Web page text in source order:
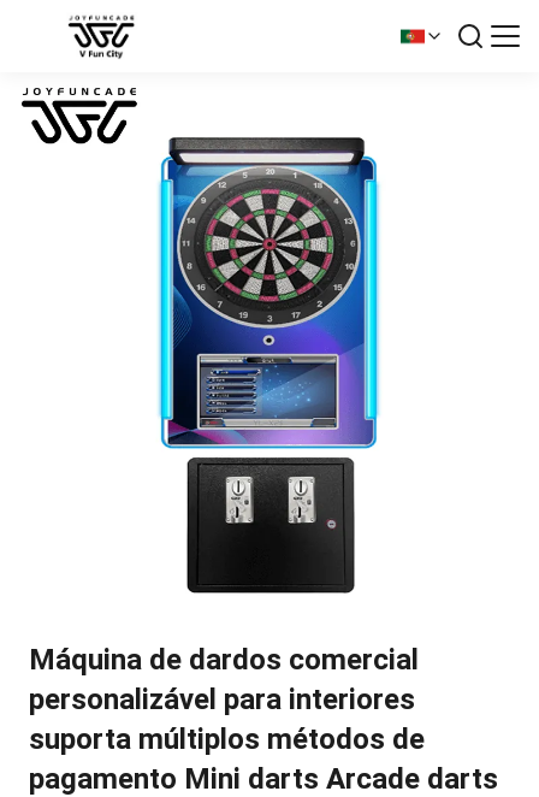
Máquina de dardos comercial
personalizável para interiores
suporta múltiplos métodos de
pagamento Mini darts Arcade darts